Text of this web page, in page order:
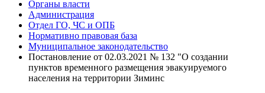
Органы власти
Администрация
Отдел ГО, ЧС и ОПБ
Нормативно правовая база
Муниципальное законодательство
Постановление от 02.03.2021 № 132 "О создании
пунктов временного размещения эвакуируемого
населения на территории Зиминс